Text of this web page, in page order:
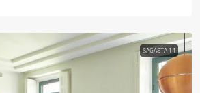
SAGASTA 14